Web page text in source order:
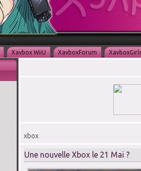
Xavbox WiiU XavboxForum XavboxGirls
xbox
Une nouvelle Xbox le 21 Mai ?